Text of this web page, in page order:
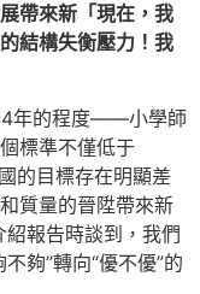
帶來新「現在，我
結構失衡壓力！我
年的程度——小學師
標準不僅低于
的目標存在明顯差
質量的晉陞帶來新
紹報告時談到，我們
不夠”轉向“優不優”的